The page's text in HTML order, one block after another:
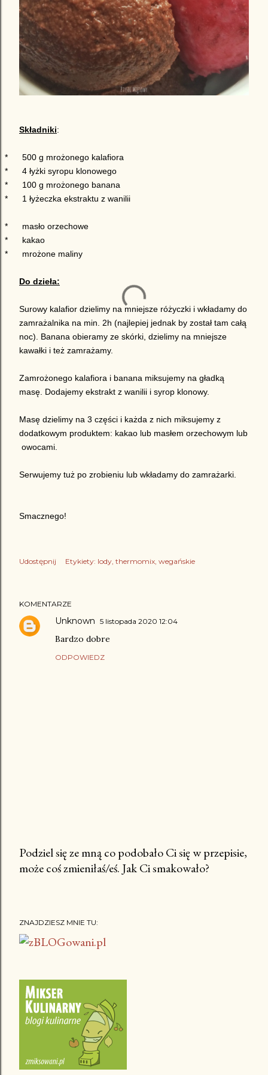
Składniki:
*
500 g mrożonego kalafiora
*
4 łyżki syropu klonowego
*
100 g mrożonego banana
*
1 łyżeczka ekstraktu z wanilii
*
masło orzechowe
*
kakao
*
mrożone maliny
Do dzieła:
Surowy kalafior dzielimy na mniejsze różyczki i wkładamy do
zamrażalnika na min. 2h (najlepiej jednak by został tam całą
noc). Banana obieramy ze skórki, dzielimy na mniejsze
kawałki i też zamrażamy.
Zamrożonego kalafiora i banana miksujemy na gładką
masę. Dodajemy ekstrakt z wanilii i syrop klonowy.
Masę dzielimy na 3 części i każda z nich miksujemy z
dodatkowym produktem: kakao lub masłem orzechowym lub
owocami.
Serwujemy tuż po zrobieniu lub wkładamy do zamrażarki.
Smacznego!
Udostępnij Etykiety: lody thermomix wegańskie
KOMENTARZE
Unknown 5 listopada 2020 12:04
Bardzo dobre
ODPOWIEDZ
P
ś
l
j
m
t
Podziel się ze mną co podobało Ci się w przepisie,
może coś zmieniłaś/eś. Jak Ci smakowało?
ZNAJDZIESZ MNIE TU: